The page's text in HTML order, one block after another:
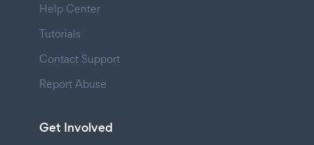
Help Center
Tutorials
Contact Support
Report Abuse
Get Involved